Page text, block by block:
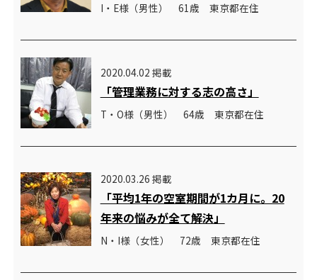
I・E様（男性） 61歳 東京都在住
2020.04.02 掲載
「管理業務に対する志の高さ」
T・O様（男性） 64歳 東京都在住
2020.03.26 掲載
「平均1年の空室期間が1カ月に。20
年来の悩みが全て解決」
N・I様（女性） 72歳 東京都在住